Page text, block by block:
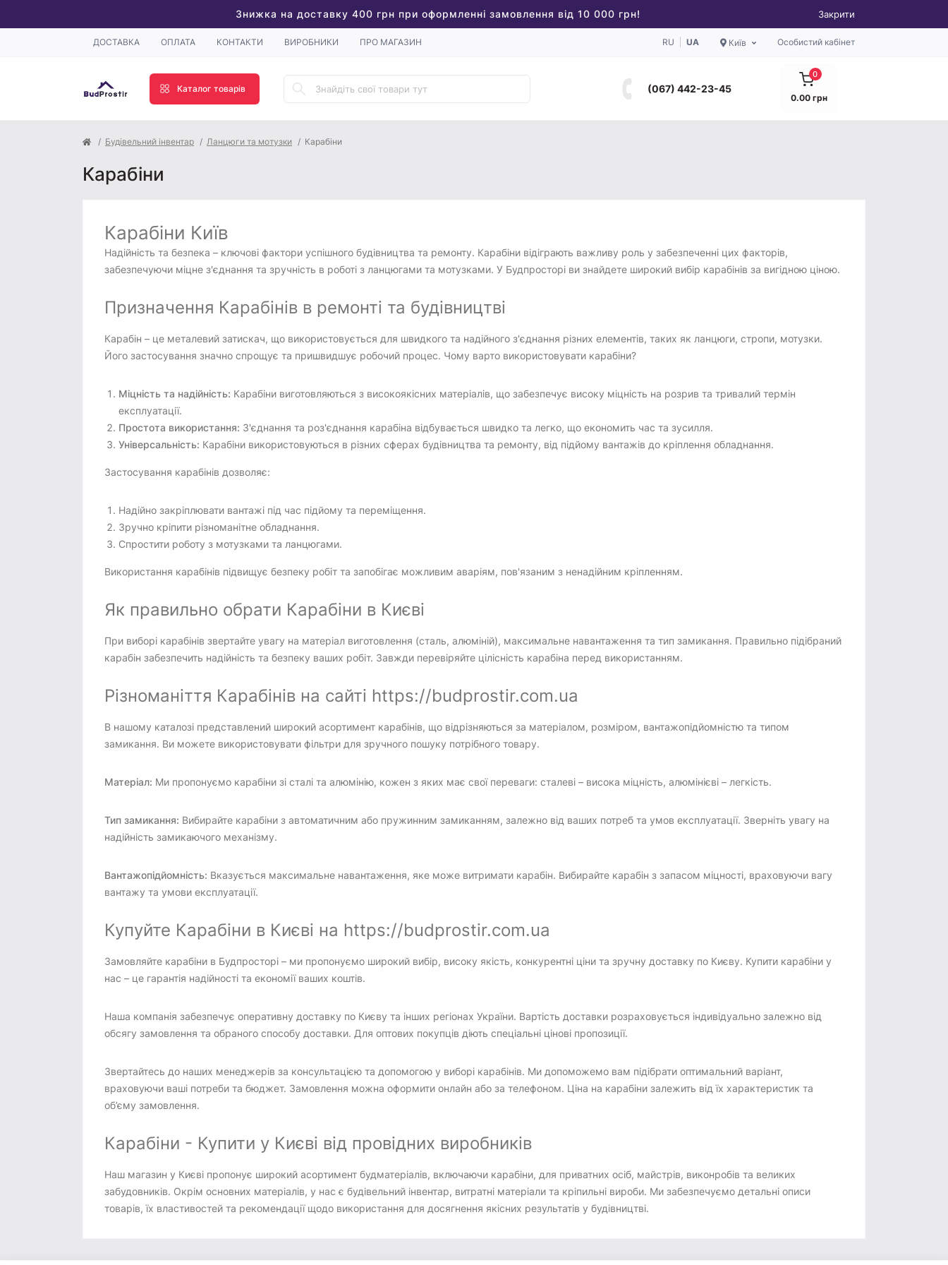
Знижка на доставку 400 грн при оформленні замовлення від 10 000 грн! Закрити
ДОСТАВКА ОПЛАТА КОНТАКТИ ВИРОБНИКИ ПРО МАГАЗИН RU UA Київ Особистий кабінет
Каталог товарів (067) 442-23-45
0
0.00 грн
Будівельний інвентар Ланцюги та мотузки Карабіни
Карабіни
Карабіни Київ
Надійність та безпека – ключові фактори успішного будівництва та ремонту. Карабіни відіграють важливу роль у забезпеченні цих факторів,
забезпечуючи міцне з'єднання та зручність в роботі з ланцюгами та мотузками. У Будпросторі ви знайдете широкий вибір карабінів за вигідною ціною.
Призначення Карабінів в ремонті та будівництві
Карабін – це металевий затискач, що використовується для швидкого та надійного з'єднання різних елементів, таких як ланцюги, стропи, мотузки.
Його застосування значно спрощує та пришвидшує робочий процес. Чому варто використовувати карабіни?
Міцність та надійність: Карабіни виготовляються з високоякісних матеріалів, що забезпечує високу міцність на розрив та тривалий термін
експлуатації.
Простота використання: З'єднання та роз'єднання карабіна відбувається швидко та легко, що економить час та зусилля.
Універсальність: Карабіни використовуються в різних сферах будівництва та ремонту, від підйому вантажів до кріплення обладнання.
Застосування карабінів дозволяє:
Надійно закріплювати вантажі під час підйому та переміщення.
Зручно кріпити різноманітне обладнання.
Спростити роботу з мотузками та ланцюгами.
Використання карабінів підвищує безпеку робіт та запобігає можливим аваріям, пов'язаним з ненадійним кріпленням.
Як правильно обрати Карабіни в Києві
При виборі карабінів звертайте увагу на матеріал виготовлення (сталь, алюміній), максимальне навантаження та тип замикання. Правильно підібраний
карабін забезпечить надійність та безпеку ваших робіт. Завжди перевіряйте цілісність карабіна перед використанням.
Різноманіття Карабінів на сайті https://budprostir.com.ua
В нашому каталозі представлений широкий асортимент карабінів, що відрізняються за матеріалом, розміром, вантажопідйомністю та типом
замикання. Ви можете використовувати фільтри для зручного пошуку потрібного товару.
Матеріал: Ми пропонуємо карабіни зі сталі та алюмінію, кожен з яких має свої переваги: сталеві – висока міцність, алюмінієві – легкість.
Тип замикання: Вибирайте карабіни з автоматичним або пружинним замиканням, залежно від ваших потреб та умов експлуатації. Зверніть увагу на
надійність замикаючого механізму.
Вантажопідйомність: Вказується максимальне навантаження, яке може витримати карабін. Вибирайте карабін з запасом міцності, враховуючи вагу
вантажу та умови експлуатації.
Купуйте Карабіни в Києві на https://budprostir.com.ua
Замовляйте карабіни в Будпросторі – ми пропонуємо широкий вибір, високу якість, конкурентні ціни та зручну доставку по Києву. Купити карабіни у
нас – це гарантія надійності та економії ваших коштів.
Наша компанія забезпечує оперативну доставку по Києву та інших регіонах України. Вартість доставки розраховується індивідуально залежно від
обсягу замовлення та обраного способу доставки. Для оптових покупців діють спеціальні цінові пропозиції.
Звертайтесь до наших менеджерів за консультацією та допомогою у виборі карабінів. Ми допоможемо вам підібрати оптимальний варіант,
враховуючи ваші потреби та бюджет. Замовлення можна оформити онлайн або за телефоном. Ціна на карабіни залежить від їх характеристик та
об’єму замовлення.
Карабіни - Купити у Києві від провідних виробників
Наш магазин у Києві пропонує широкий асортимент будматеріалів, включаючи карабіни, для приватних осіб, майстрів, виконробів та великих
забудовників. Окрім основних матеріалів, у нас є будівельний інвентар, витратні матеріали та кріпильні вироби. Ми забезпечуємо детальні описи
товарів, їх властивостей та рекомендації щодо використання для досягнення якісних результатів у будівництві.